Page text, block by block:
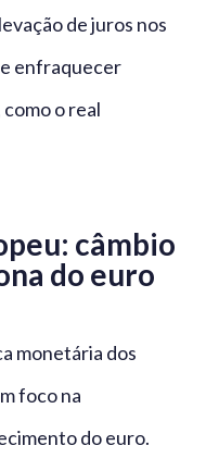
de juros nos
enfraquecer
o real
câmbio
do euro
monetária dos
foco na
do euro.